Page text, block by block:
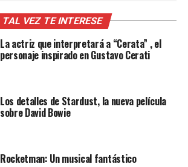
TAL VEZ TE INTERESE
La actriz que interpretará a “Cerata” , el
personaje inspirado en Gustavo Cerati
Los detalles de Stardust, la nueva película
sobre David Bowie
Rocketman: Un musical fantástico